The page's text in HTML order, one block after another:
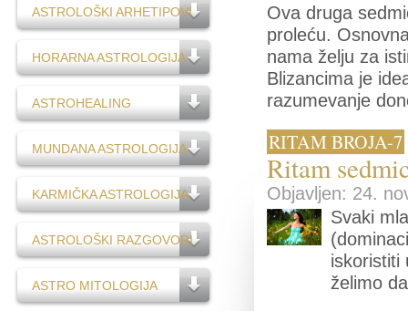
ASTROLOŠKI ARHETIPOVI
HORARNA ASTROLOGIJA
ASTROHEALING
MUNDANA ASTROLOGIJA
KARMIČKA ASTROLOGIJA
ASTROLOŠKI RAZGOVORI
ASTRO MITOLOGIJA
Ova druga
proleću.
nama želju za
Blizancima je
razumevanje
RITAM BROJA-7
Ritam
Objavljen: 24.
Svaki
iskoristiti
želimo